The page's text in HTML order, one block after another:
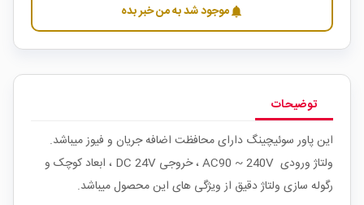
notificationsموجود شد به من خبر بده
توضیحات
این پاور سوئیچینگ دارای محافظت اضافه جریان و فیوز میباشد.
ولتاژ ورودی AC90 ~ 240V ، خروجی DC 24V ، ابعاد کوچک و
رگوله سازی ولتاژ دقیق از ویژگی های این محصول میباشد.